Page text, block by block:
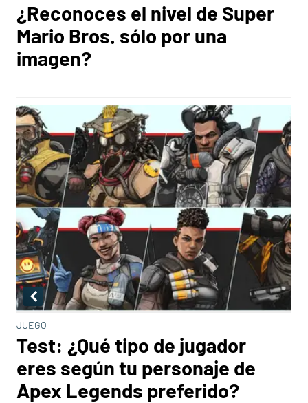
¿Reconoces el nivel de Super
Mario Bros. sólo por una
imagen?
JUEGO
Test: ¿Qué tipo de jugador
eres según tu personaje de
Apex Legends preferido?